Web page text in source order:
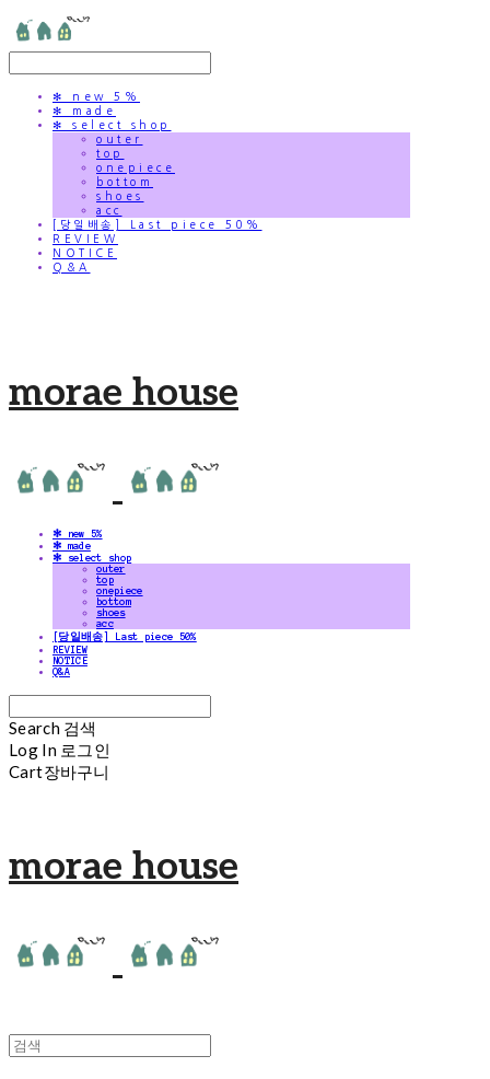
✻ new 5%
✻ made
✻ select shop
outer
top
onepiece
bottom
shoes
acc
[당일배송] Last piece 50%
REVIEW
NOTICE
Q&A
morae house
✻ new 5%
✻ made
✻ select shop
outer
top
onepiece
bottom
shoes
acc
[당일배송] Last piece 50%
REVIEW
NOTICE
Q&A
Search 검색
Log In 로그인
Cart장바구니
morae house